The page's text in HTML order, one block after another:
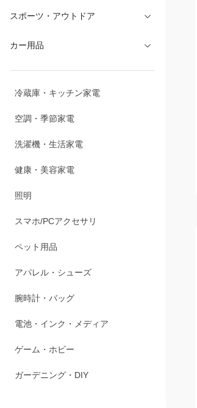
スポーツ・アウトドア
カー用品
冷蔵庫・キッチン家電
空調・季節家電
洗濯機・生活家電
健康・美容家電
照明
スマホ/PCアクセサリ
ペット用品
アパレル・シューズ
腕時計・バッグ
電池・インク・メディア
ゲーム・ホビー
ガーデニング・DIY